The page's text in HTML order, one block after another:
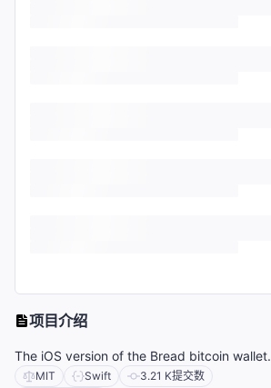
项目介绍
The iOS version of the Bread bitcoin wallet.
MIT Swift 3.21 K提交数